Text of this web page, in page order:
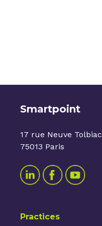
Smartpoint
17 rue Neuve Tolbiac
75013 Paris
Practices